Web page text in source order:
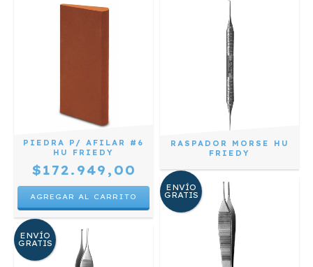
PIEDRA P/ AFILAR #6
HU FRIEDY
$172.949,00
RASPADOR MORSE HU
FRIEDY
ENVÍO
GRATIS
ENVÍO
GRATIS